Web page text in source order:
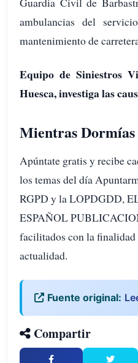
ambulancias del
mantenimiento de
Equipo de Siniestros
Huesca, investiga las
Mientras
Apúntate gratis y recibe
los temas del día
RGPD y la LOPDGDD,
ESPAÑOL
facilitados con la
actualidad.
Fuente original:
Compartir